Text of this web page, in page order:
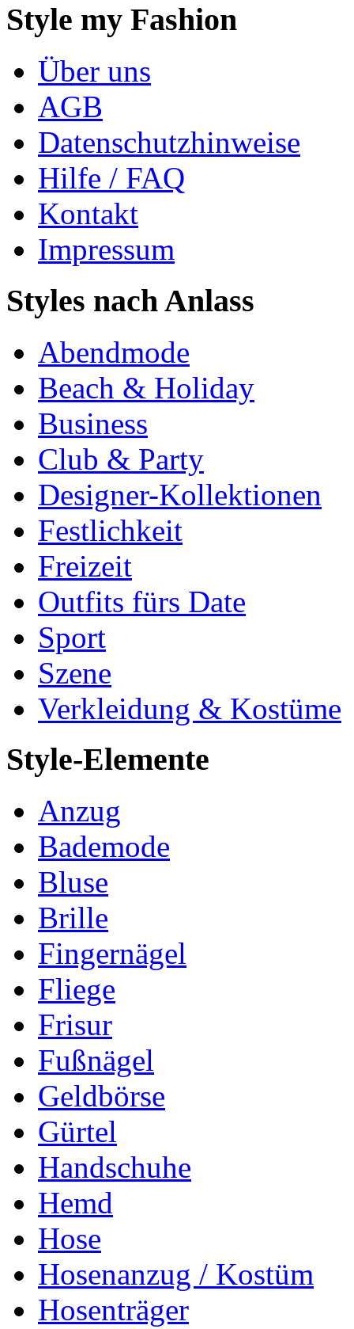
Style my Fashion
Über uns
AGB
Datenschutzhinweise
Hilfe / FAQ
Kontakt
Impressum
Styles nach Anlass
Abendmode
Beach & Holiday
Business
Club & Party
Designer-Kollektionen
Festlichkeit
Freizeit
Outfits fürs Date
Sport
Szene
Verkleidung & Kostüme
Style-Elemente
Anzug
Bademode
Bluse
Brille
Fingernägel
Fliege
Frisur
Fußnägel
Geldbörse
Gürtel
Handschuhe
Hemd
Hose
Hosenanzug / Kostüm
Hosenträger